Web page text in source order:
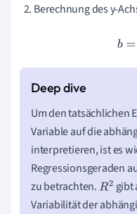
Berechnung des y-
b
Um den tatsächlichen
Variable auf die
interpretieren, ist es
Regressionsgeraden
zu betrachten.R2 gibt
Variabilität der